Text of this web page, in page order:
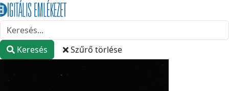
Keresés Szűrő törlése